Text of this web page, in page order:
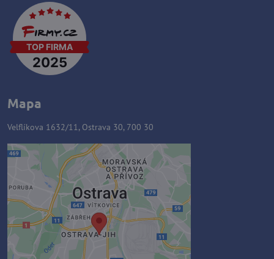
Mapa
Velflíkova 1632/11, Ostrava 30, 700 30
Externý obsah je blokovaný
Voľbami súkromia
Prajete si načítať externý obsah?
Povoliť tentokrát